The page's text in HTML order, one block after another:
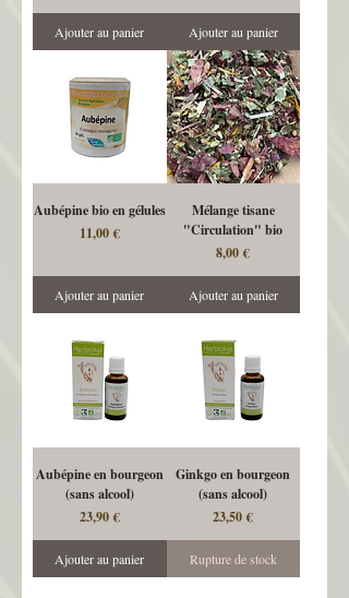
Ajouter au panier Ajouter au panier
Aubépine bio en gélules
Prix
11,00 €
Ajouter au panier
Mélange tisane
"Circulation" bio
Prix
8,00 €
Ajouter au panier
Aubépine en bourgeon
(sans alcool)
Prix
23,90 €
Ajouter au panier
Ginkgo en bourgeon
(sans alcool)
Prix
23,50 €
Rupture de stock